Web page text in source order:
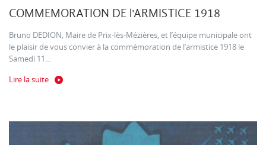
COMMEMORATION DE l'ARMISTICE 1918
Bruno DEDION, Maire de Prix-lès-Mézières, et l’équipe municipale ont
le plaisir de vous convier à la commémoration de l’armistice 1918 le
Samedi 11...
Lire la suite